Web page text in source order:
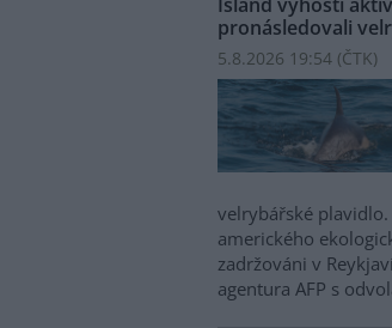
pronásledovali
5.8.2026 19:54 (ČTK)
velrybářské
amerického
zadržováni v
agentura AFP s